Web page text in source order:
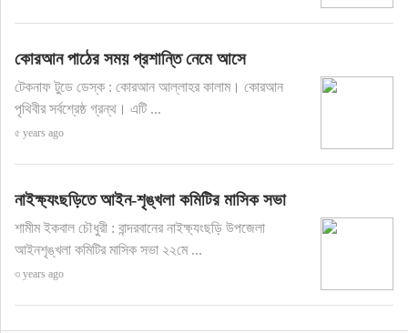
কোরআন পাঠের সময় প্রশান্তি নেমে আসে
টেকনাফ টুডে ডেস্ক : কোরআন আল্লাহর কালাম। কোরআন
পৃথিবীর সর্বশ্রেষ্ঠ গ্রন্থ। এটি ...
৫ years ago
নাইক্ষ্যংছড়িতে আইন-শৃঙ্খলা কমিটির মাসিক সভা
শামীম ইকবাল চৌধুরী : বান্দরবানের নাইক্ষ্যংছড়ি উপজেলা
আইনশৃঙ্খলা কমিটির মাসিক সভা ২২মে ...
৩ years ago